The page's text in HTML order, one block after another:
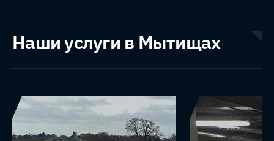
Наши услуги в Мытищах